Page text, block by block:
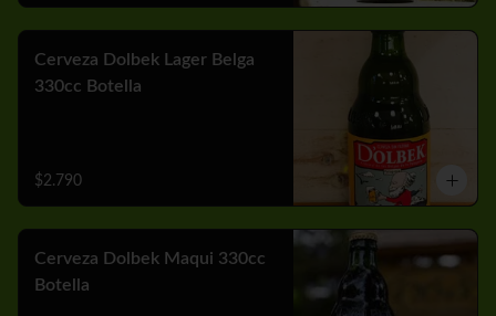
Cerveza Dolbek Lager Belga
330cc Botella
$2.790
Cerveza Dolbek Maqui 330cc
Botella